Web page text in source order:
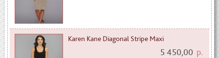
Karen Kane Diagonal Stripe Maxi
5 450,00 р.